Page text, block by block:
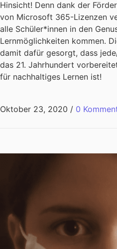
Hinsicht! Denn dank der
von Microsoft 365-Lizenzen
alle Schüler*innen in den
Lernmöglichkeiten kommen.
damit dafür gesorgt, dass
das 21. Jahrhundert
für nachhaltiges Lernen ist!
Oktober 23, 2020 / 0